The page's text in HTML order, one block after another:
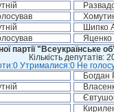
Шипко
Яценко
партії "Всеукраїнське
Кількість депутатів:
Утрималися:0 Не
Богдан